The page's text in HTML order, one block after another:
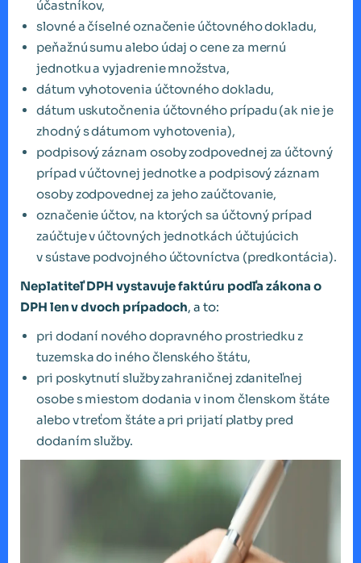
účastníkov,
slovné a číselné označenie účtovného dokladu,
peňažnú sumu alebo údaj o cene za mernú
jednotku a vyjadrenie množstva,
dátum vyhotovenia účtovného dokladu,
dátum uskutočnenia účtovného prípadu (ak nie je
zhodný s dátumom vyhotovenia),
podpisový záznam osoby zodpovednej za účtovný
prípad v účtovnej jednotke a podpisový záznam
osoby zodpovednej za jeho zaúčtovanie,
označenie účtov, na ktorých sa účtovný prípad
zaúčtuje v účtovných jednotkách účtujúcich
v sústave podvojného účtovníctva (predkontácia).
Neplatiteľ DPH vystavuje faktúru podľa zákona o
DPH len v dvoch prípadoch, a to:
pri dodaní nového dopravného prostriedku z
tuzemska do iného členského štátu,
pri poskytnutí služby zahraničnej zdaniteľnej
osobe s miestom dodania v inom členskom štáte
alebo v treťom štáte a pri prijatí platby pred
dodaním služby.